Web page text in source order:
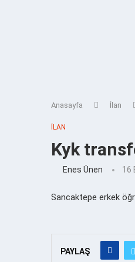
Anasayfa İlan
İLAN
Kyk
Enes Ünen 16
Sancaktepe erkek
PAYLAŞ